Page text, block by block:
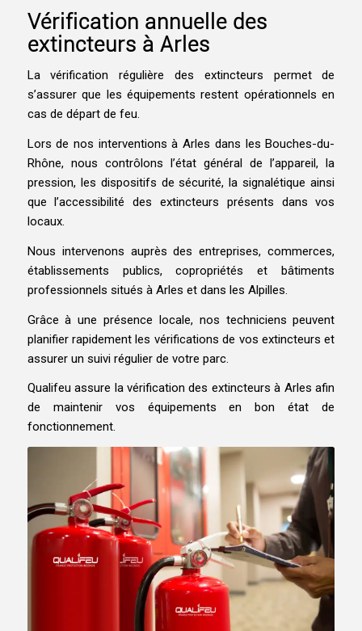
Vérification annuelle des
extincteurs à Arles
La vérification régulière des extincteurs permet de
s’assurer que les équipements restent opérationnels en
cas de départ de feu.
Lors de nos interventions à Arles dans les Bouches-du-
Rhône, nous contrôlons l’état général de l’appareil, la
pression, les dispositifs de sécurité, la signalétique ainsi
que l’accessibilité des extincteurs présents dans vos
locaux.
Nous intervenons auprès des entreprises, commerces,
établissements publics, copropriétés et bâtiments
professionnels situés à Arles et dans les Alpilles.
Grâce à une présence locale, nos techniciens peuvent
planifier rapidement les vérifications de vos extincteurs et
assurer un suivi régulier de votre parc.
Qualifeu assure la vérification des extincteurs à Arles afin
de maintenir vos équipements en bon état de
fonctionnement.